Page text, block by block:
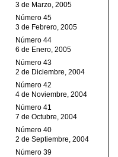
3 de Marzo, 2005
Número 45
3 de Febrero, 2005
Número 44
6 de Enero, 2005
Número 43
2 de Diciembre, 2004
Número 42
4 de Noviembre, 2004
Número 41
7 de Octubre, 2004
Número 40
2 de Septiembre, 2004
Número 39